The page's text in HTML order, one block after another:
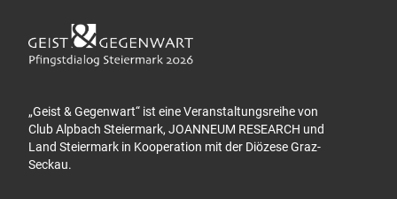
„Geist & Gegenwart“ ist eine Veranstaltungsreihe von
Club Alpbach Steiermark, JOANNEUM RESEARCH und
Land Steiermark in Kooperation mit der Diözese Graz-
Seckau.